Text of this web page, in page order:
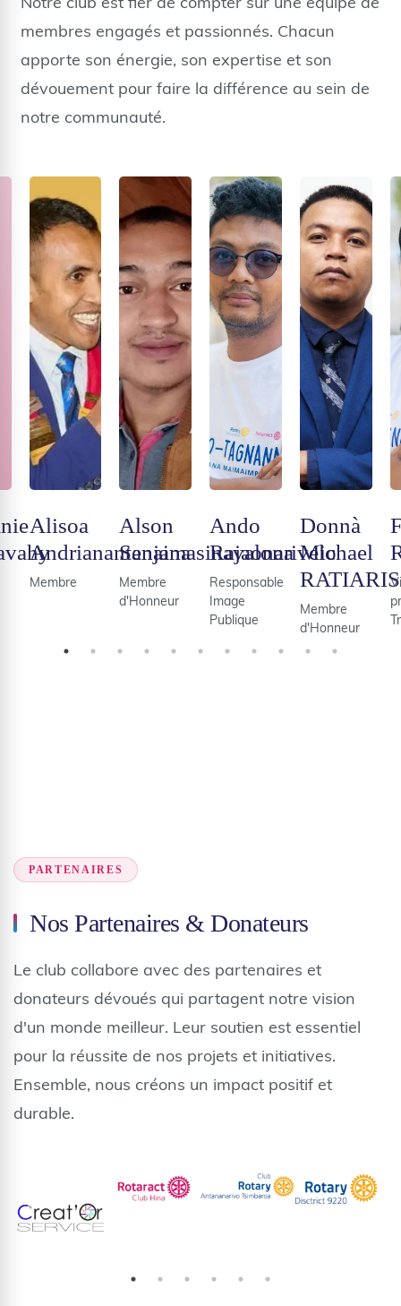
membres engagés et passionnés. Chacun
apporte son énergie, son expertise et son
dévouement pour faire la différence au sein de
notre communauté.
Alisoa
Andrianantenaina
Membre
Alson
Sanjamasinavalona
Membre
d'Honneur
Ando
Rajaonarivelo
Responsable
Image
Publique
Donnà
Michael
Membre
d'Honneur
PARTENAIRES
Nos Partenaires & Donateurs
Le club collabore avec des partenaires et
donateurs dévoués qui partagent notre vision
d'un monde meilleur. Leur soutien est essentiel
pour la réussite de nos projets et initiatives.
Ensemble, nous créons un impact positif et
durable.